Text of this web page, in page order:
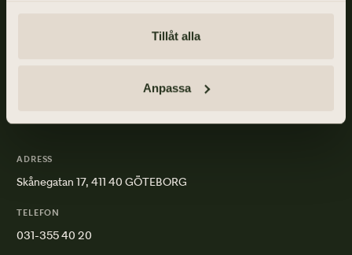
Tillåt alla
Anpassa
med personliga begravningar och familjejuridik.
ADRESS
Skånegatan 17, 411 40 GÖTEBORG
TELEFON
031-355 40 20